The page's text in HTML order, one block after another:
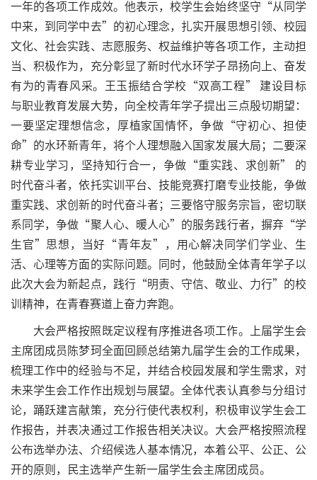
一年的各项工作成效。他表示，校学生会始终坚守“从同学
中来，到同学中去”的初心理念，扎实开展思想引领、校园
文化、社会实践、志愿服务、权益维护等各项工作，主动担
当、积极作为，充分彰显了新时代水环学子昂扬向上、奋发
有为的青春风采。王玉振结合学校“双高工程” 建设目标
与职业教育发展大势，向全校青年学子提出三点殷切期望：
一要坚定理想信念，厚植家国情怀，争做“守初心、担使
命”的水环新青年，将个人理想融入国家发展大局；二要深
耕专业学习，坚持知行合一，争做“重实践、求创新” 的
时代奋斗者，依托实训平台、技能竞赛打磨专业技能，争做
重实践、求创新的时代奋斗者；三要恪守服务宗旨，密切联
系同学，争做“聚人心、暖人心”的服务践行者，摒弃“学
生官”思想，当好“青年友”，用心解决同学们学业、生
活、心理等方面的实际问题。同时，他鼓励全体青年学子以
此次大会为新起点，践行“明责、守信、敬业、力行”的校
训精神，在青春赛道上奋力奔跑。
大会严格按照既定议程有序推进各项工作。上届学生会
主席团成员陈梦珂全面回顾总结第九届学生会的工作成果，
梳理工作中的经验与不足，并结合校园发展和学生需求，对
未来学生会工作作出规划与展望。全体代表认真参与分组讨
论，踊跃建言献策，充分行使代表权利，积极审议学生会工
作报告，并表决通过工作报告相关决议。大会严格按照流程
公布选举办法、介绍候选人基本情况，本着公平、公正、公
开的原则，民主选举产生新一届学生会主席团成员。